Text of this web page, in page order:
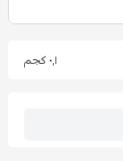
٠٫١ كجم